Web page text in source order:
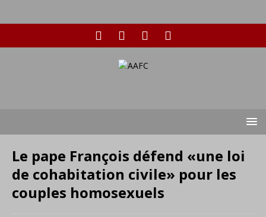
Le pape François défend «une loi
de cohabitation civile» pour les
couples homosexuels